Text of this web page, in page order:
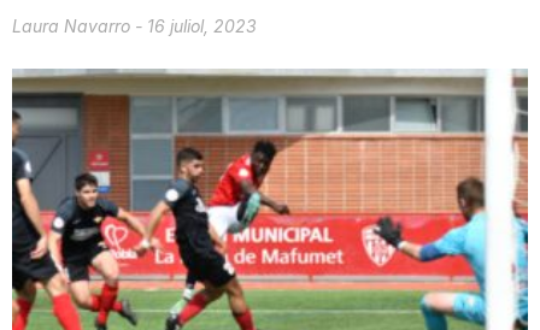
Laura Navarro - 16 juliol, 2023